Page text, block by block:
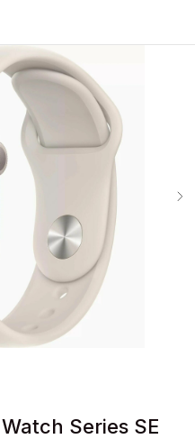
Series SE